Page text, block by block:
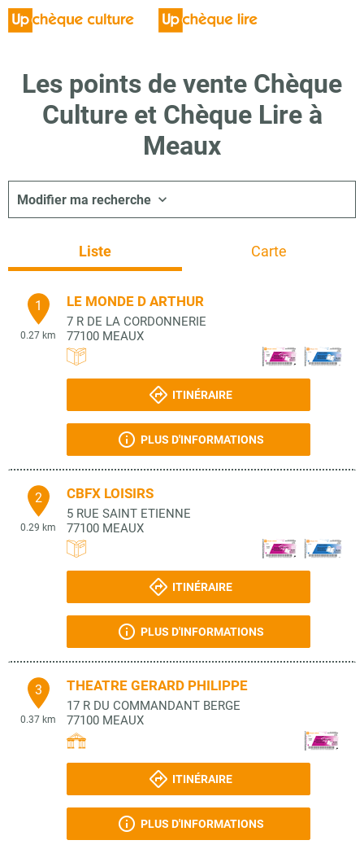
Les points de vente Chèque
Culture et Chèque Lire à
Meaux
Modifier ma recherche
Liste Carte
1
0.27 km
LE MONDE D ARTHUR
7 R DE LA CORDONNERIE
77100 MEAUX
ITINÉRAIRE
PLUS D'INFORMATIONS
2
0.29 km
CBFX LOISIRS
5 RUE SAINT ETIENNE
77100 MEAUX
ITINÉRAIRE
PLUS D'INFORMATIONS
3
0.37 km
THEATRE GERARD PHILIPPE
17 R DU COMMANDANT BERGE
77100 MEAUX
ITINÉRAIRE
PLUS D'INFORMATIONS